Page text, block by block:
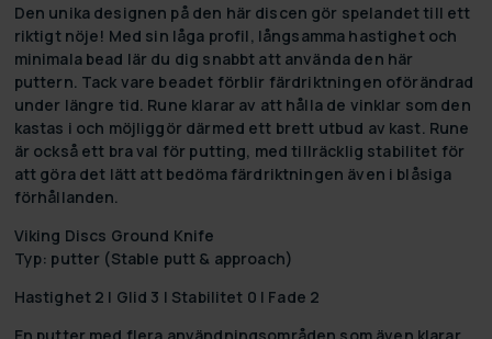
Den unika designen på den här discen gör spelandet till ett
riktigt nöje! Med sin låga profil, långsamma hastighet och
minimala bead lär du dig snabbt att använda den här
puttern. Tack vare beadet förblir färdriktningen oförändrad
under längre tid. Rune klarar av att hålla de vinklar som den
kastas i och möjliggör därmed ett brett utbud av kast. Rune
är också ett bra val för putting, med tillräcklig stabilitet för
att göra det lätt att bedöma färdriktningen även i blåsiga
förhållanden.
Viking Discs Ground Knife
Typ: putter (Stable putt & approach)
Hastighet 2 | Glid 3 | Stabilitet 0 | Fade 2